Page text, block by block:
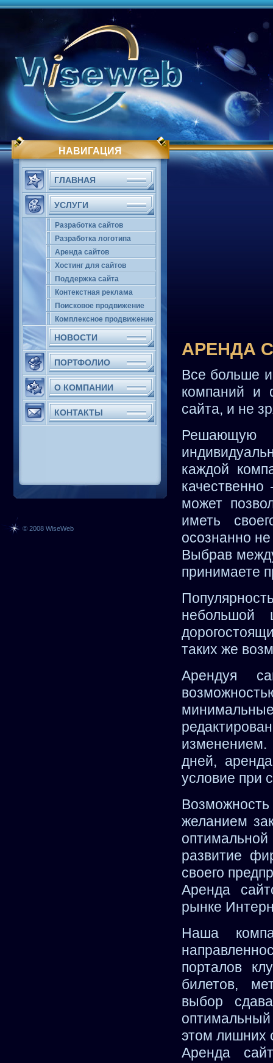
НАВИГАЦИЯ
ГЛАВНАЯ
УСЛУГИ
Разработка сайтов
Разработка логотипа
Аренда сайтов
Хостинг для сайтов
Поддержка сайта
Контекстная реклама
Поисковое продвижение
Комплексное продвижение
НОВОСТИ
ПОРТФОЛИО
О КОМПАНИИ
КОНТАКТЫ
© 2008 WiseWeb
АРЕНДА
Все больше
компаний и
сайта, и не
Решающую
каждой
может
иметь
осознанно
Выбрав
принимаете
небольшой
таких же
Арендуя
изменением.
дней,
условие при
желанием
развитие
своего
Аренда
рынке
Наша
порталов
билетов,
выбор
этом лишних
Аренда